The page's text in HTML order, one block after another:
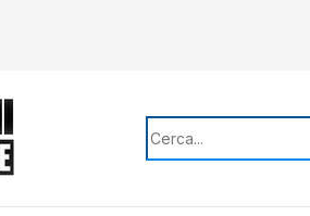
Search for: